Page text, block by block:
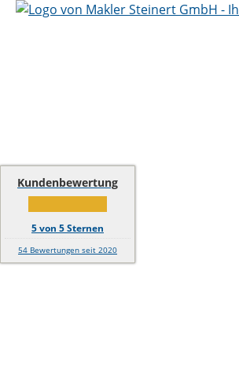
Kundenbewertung
5von 5Sternen
54 Bewertungen seit 2020